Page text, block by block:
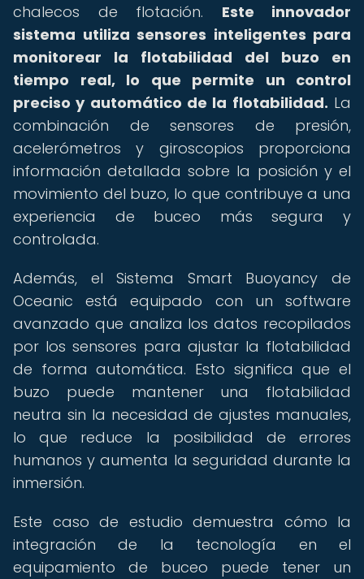
chalecos de flotación. Este innovador
sistema utiliza sensores inteligentes para
monitorear la flotabilidad del buzo en
tiempo real, lo que permite un control
preciso y automático de la flotabilidad. La
combinación de sensores de presión,
acelerómetros y giroscopios proporciona
información detallada sobre la posición y el
movimiento del buzo, lo que contribuye a una
experiencia de buceo más segura y
controlada.
Además, el Sistema Smart Buoyancy de
Oceanic está equipado con un software
avanzado que analiza los datos recopilados
por los sensores para ajustar la flotabilidad
de forma automática. Esto significa que el
buzo puede mantener una flotabilidad
neutra sin la necesidad de ajustes manuales,
lo que reduce la posibilidad de errores
humanos y aumenta la seguridad durante la
inmersión.
Este caso de estudio demuestra cómo la
integración de la tecnología en el
equipamiento de buceo puede tener un